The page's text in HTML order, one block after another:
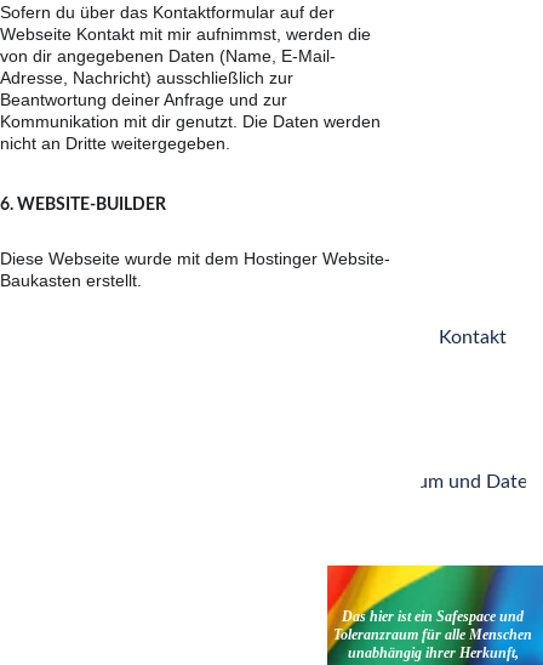
Sofern du über das Kontaktformular auf der
Webseite Kontakt mit mir aufnimmst, werden die
von dir angegebenen Daten (Name, E-Mail-
Adresse, Nachricht) ausschließlich zur
Beantwortung deiner Anfrage und zur
Kommunikation mit dir genutzt. Die Daten werden
nicht an Dritte weitergegeben.
6. WEBSITE-BUILDER
Diese Webseite wurde mit dem Hostinger Website-
Baukasten erstellt.
Impressum und
Das hier ist ein Safespace und
Toleranzraum für alle Menschen
unabhängig ihrer Herkunft,
Kontakt